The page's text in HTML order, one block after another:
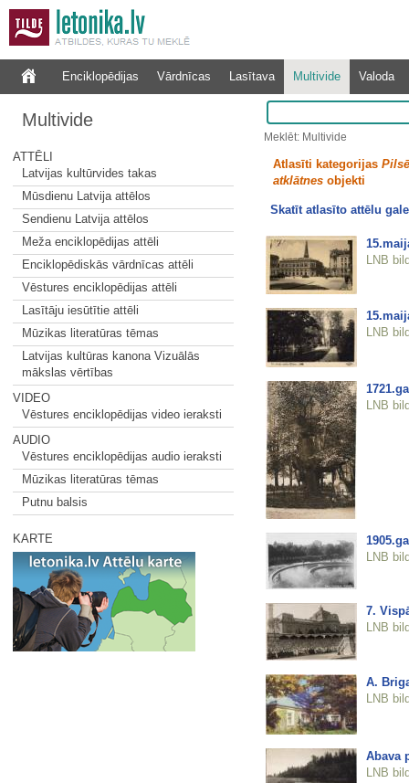
Enciklopēdijas Vārdnīcas Lasītava Multivide Valoda
Multivide
ATTĒLI
Latvijas kultūrvides takas
Mūsdienu Latvija attēlos
Sendienu Latvija attēlos
Meža enciklopēdijas attēli
Enciklopēdiskās vārdnīcas attēli
Vēstures enciklopēdijas attēli
Lasītāju iesūtītie attēli
Mūzikas literatūras tēmas
Latvijas kultūras kanona Vizuālās
mākslas vērtības
VIDEO
Vēstures enciklopēdijas video ieraksti
AUDIO
Vēstures enciklopēdijas audio ieraksti
Mūzikas literatūras tēmas
Putnu balsis
KARTE
Meklēt: Multivide
Atlasīti kategorijas
atklātnesobjekti
Skatīt atlasīto attēlu
LNB
LNB
LNB
LNB
7.
LNB
A.
LNB
Abava
LNB